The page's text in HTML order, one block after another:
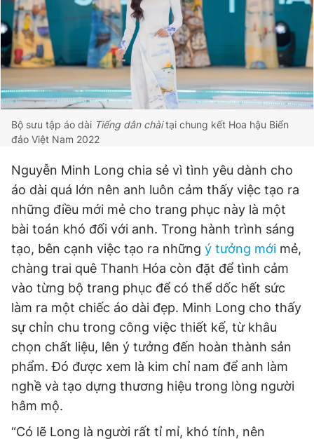
Bộ sưu tập áo dài Tiếng dân chàitại chung kết Hoa hậu Biển
đảo Việt Nam 2022
Nguyễn Minh Long chia sẻ vì tình yêu dành cho
áo dài quá lớn nên anh luôn cảm thấy việc tạo ra
những điều mới mẻ cho trang phục này là một
bài toán khó đối với anh. Trong hành trình sáng
tạo, bên cạnh việc tạo ra những ý tưởng mới mẻ,
chàng trai quê Thanh Hóa còn đặt để tình cảm
vào từng bộ trang phục để có thể dốc hết sức
làm ra một chiếc áo dài đẹp. Minh Long cho thấy
sự chỉn chu trong công việc thiết kế, từ khâu
chọn chất liệu, lên ý tưởng đến hoàn thành sản
phẩm. Đó được xem là kim chỉ nam để anh làm
nghề và tạo dựng thương hiệu trong lòng người
hâm mộ.
“Có lẽ Long là người rất tỉ mỉ, khó tính, nên